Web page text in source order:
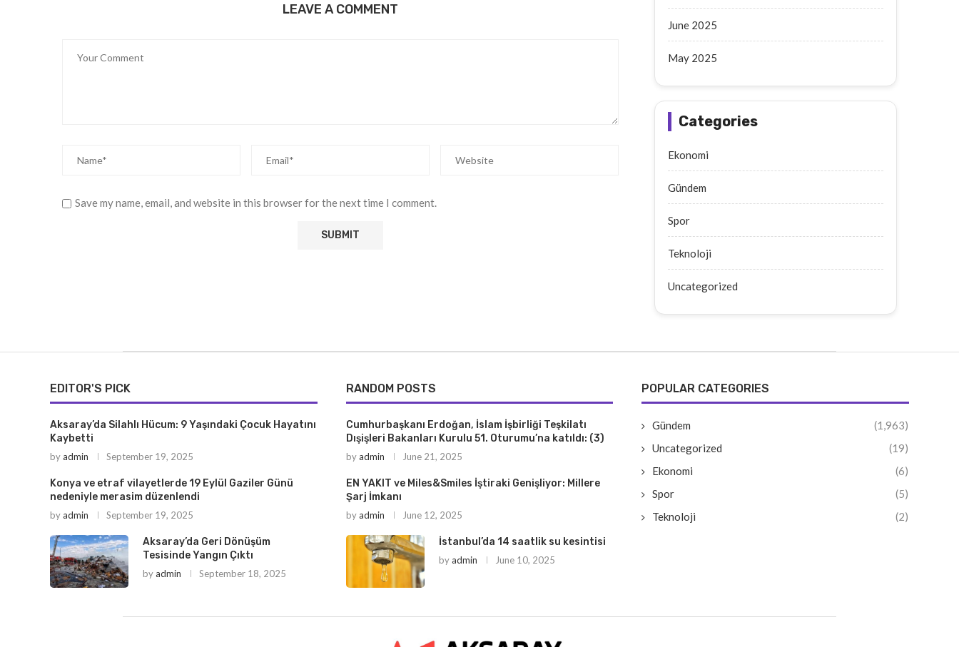
LEAVE A COMMENT
Save my name, email, and website in this browser for the next time I comment.
June 2025
May 2025
Categories
Ekonomi
Gündem
Spor
Teknoloji
Uncategorized
EDITOR'S PICK
Aksaray’da Silahlı Hücum: 9 Yaşındaki Çocuk Hayatını
Kaybetti
byadmin September 19, 2025
Konya ve etraf vilayetlerde 19 Eylül Gaziler Günü
nedeniyle merasim düzenlendi
byadmin September 19, 2025
Aksaray’da Geri Dönüşüm
Tesisinde Yangın Çıktı
byadmin September 18, 2025
RANDOM POSTS
Cumhurbaşkanı Erdoğan, İslam İşbirliği Teşkilatı
Dışişleri Bakanları Kurulu 51. Oturumu’na katıldı: (3)
byadmin June 21, 2025
EN YAKIT ve Miles&Smiles İştiraki Genişliyor: Millere
Şarj İmkanı
byadmin June 12, 2025
İstanbul’da 14 saatlik su kesintisi
byadmin June 10, 2025
POPULAR CATEGORIES
Gündem
(1,963)
Uncategorized
(19)
Ekonomi
(6)
Spor
(5)
Teknoloji
(2)